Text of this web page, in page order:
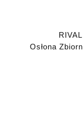
Osłona